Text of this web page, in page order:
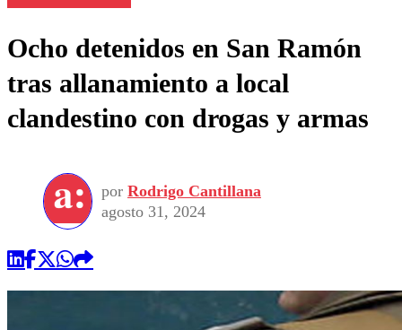
Ocho detenidos en San Ramón
tras allanamiento a local
clandestino con drogas y armas
por Rodrigo Cantillana
agosto 31, 2024